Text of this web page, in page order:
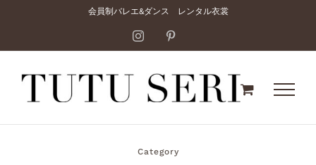
content
会員制バレエ&ダンス レンタル衣裳
Instagram
Category